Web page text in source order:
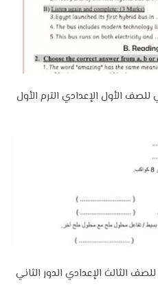
للصف الأول الإعدادي الترم الأول
الثالث الإعدادي الدور الثاني